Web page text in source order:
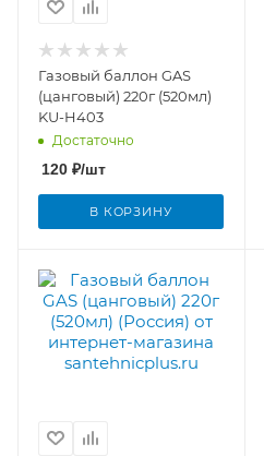
Газовый баллон GAS
(цанговый) 220г (520мл)
KU-H403
Достаточно
120 ₽/шт
В КОРЗИНУ